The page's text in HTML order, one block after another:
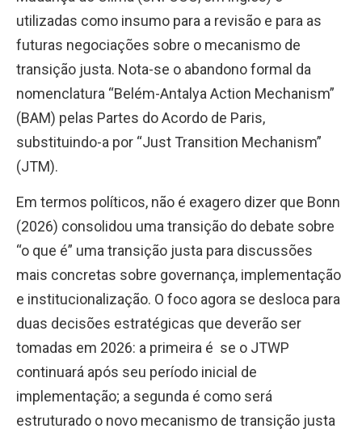
utilizadas como insumo para a revisão e para as
futuras negociações sobre o mecanismo de
transição justa. Nota-se o abandono formal da
nomenclatura “Belém-Antalya Action Mechanism”
(BAM) pelas Partes do Acordo de Paris,
substituindo-a por “Just Transition Mechanism”
(JTM).
Em termos políticos, não é exagero dizer que Bonn
(2026) consolidou uma transição do debate sobre
“o que é” uma transição justa para discussões
mais concretas sobre governança, implementação
e institucionalização. O foco agora se desloca para
duas decisões estratégicas que deverão ser
tomadas em 2026: a primeira é se o JTWP
continuará após seu período inicial de
implementação; a segunda é como será
estruturado o novo mecanismo de transição justa